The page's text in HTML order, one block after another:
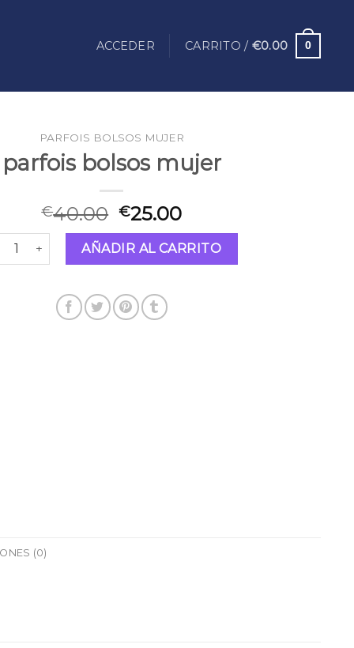
ACCEDER CARRITO / €0.00 0
PARFOIS BOLSOS MUJER
parfois bolsos mujer
€40.00 €25.00
bolsos mujer cantidad
AÑADIR AL CARRITO
(0)